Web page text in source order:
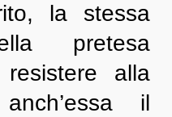
la stessa
pretesa
alla
il